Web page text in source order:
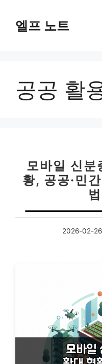
엘프 노트
공공 활
모바일 신분
황, 공공·민
2026-02-26